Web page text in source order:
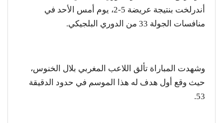
أندرلخت بنتيجة عريضة 5-2، يوم أمس الأحد في
منافسات الجولة 33 من الدوري البلجيكي.
وشهدت المباراة تألق اللاعب المغربي بلال الخنوس،
حيث وقع أول هدف له هذا الموسم في حدود الدقيقة
53.